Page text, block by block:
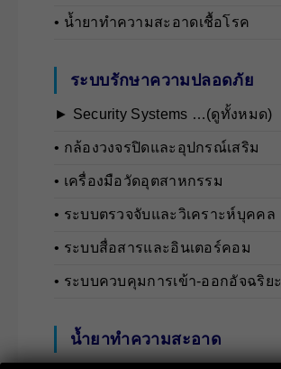
• น้ำยาทำความสะอาดเชื้อโรค
ระบบรักษาความปลอดภัย
► Security Systems …(ดูทั้งหมด)
• กล้องวงจรปิดและอุปกรณ์เสริม
• เครื่องมือวัดอุตสาหกรรม
• ระบบตรวจจับและวิเคราะห์บุคคล
• ระบบสื่อสารและอินเตอร์คอม
• ระบบควบคุมการเข้า-ออกอัจฉริยะ
น้ำยาทำความสะอาด